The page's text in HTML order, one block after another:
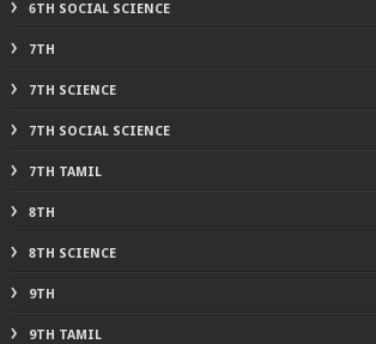
6TH SOCIAL SCIENCE
7TH
7TH SCIENCE
7TH SOCIAL SCIENCE
7TH TAMIL
8TH
8TH SCIENCE
9TH
9TH TAMIL